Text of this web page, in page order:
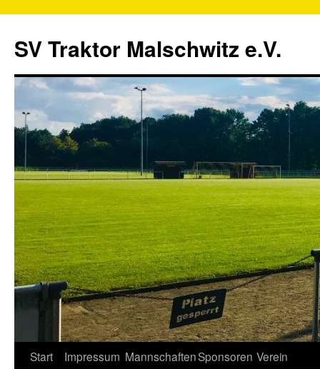
SV Traktor Malschwitz e.V.
Springe
Start Impressum MannschaftenSponsoren Verein